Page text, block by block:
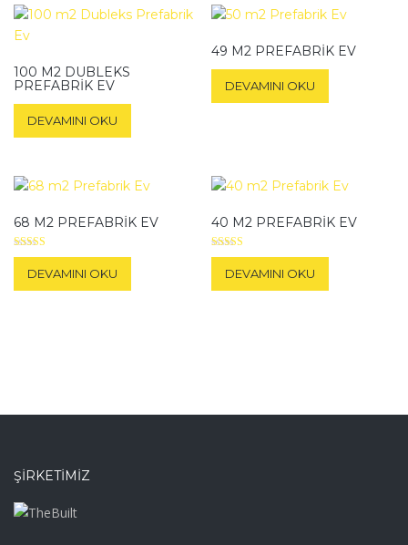
100 M2 DUBLEKS
PREFABRIK EV
DEVAMINI OKU
49 M2 PREFABRIK EV
DEVAMINI OKU
68 M2 PREFABRIK EV
5 üzerinden
5.00
oy aldı
DEVAMINI OKU
40 M2 PREFABRIK EV
5 üzerinden
4.67
oy aldı
DEVAMINI OKU
ŞIRKETIMIZ